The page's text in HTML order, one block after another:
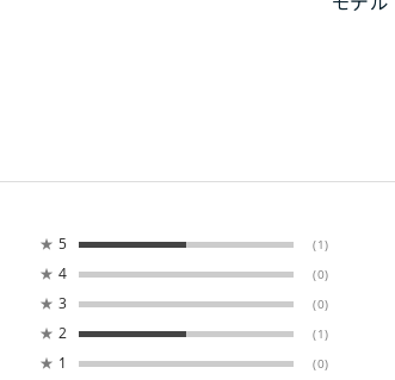
★ 5 (1)
★ 4 (0)
★ 3 (0)
★ 2 (1)
★ 1 (0)